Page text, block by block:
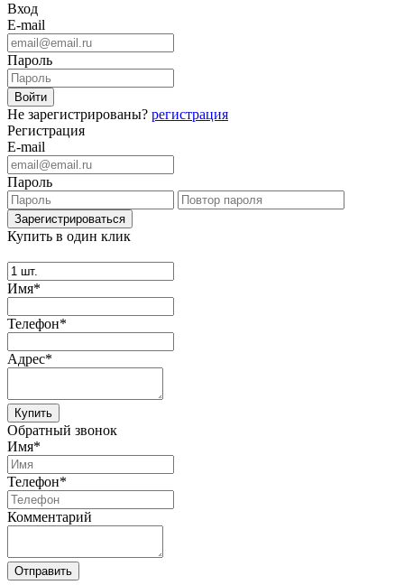
Вход
E-mail
Пароль
Не зарегистрированы? регистрация
Регистрация
E-mail
Пароль
Купить в один клик
Имя*
Телефон*
Адрес*
Купить
Обратный звонок
Имя*
Телефон*
Комментарий
Отправить